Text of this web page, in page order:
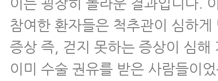
참여한 환자들은 척추관이 심하게
증상 즉, 걷지 못하는 증상이 심해
이미 수술 권유를 받은 사람들이